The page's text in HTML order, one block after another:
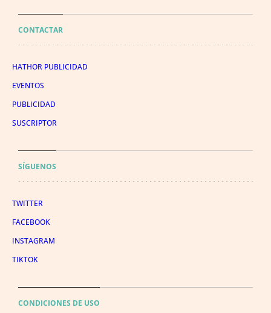
CONTACTAR
HATHOR PUBLICIDAD
EVENTOS
PUBLICIDAD
SUSCRIPTOR
SÍGUENOS
TWITTER
FACEBOOK
INSTAGRAM
TIKTOK
CONDICIONES DE USO